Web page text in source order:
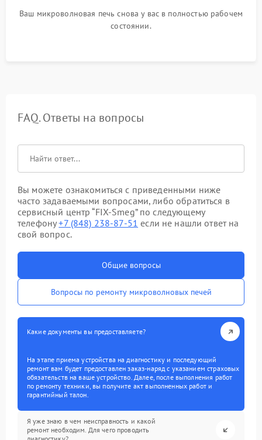
Ваш микроволновая печь снова у вас в полностью рабочем
состоянии.
FAQ. Ответы на вопросы
Вы можете ознакомиться с приведенными ниже
часто задаваемыми вопросами, либо обратиться в
сервисный центр “FIX-Smeg” по следующему
телефону+7 (848) 238-87-51 если не нашли ответ на
свой вопрос.
Общие вопросы
Вопросы по ремонту микроволновых печей
Какие документы вы предоставляете?
На этапе приема устройства на диагностику и последующий
ремонт вам будет предоставлен заказ-наряд с указанием страховых
обязательств на ваше устройство. Далее, после выполнения работ
по ремонту техники, вы получите акт выполненных работ и
гарантийный талон.
Я уже знаю в чем неисправность и какой
ремонт необходим. Для чего проводить